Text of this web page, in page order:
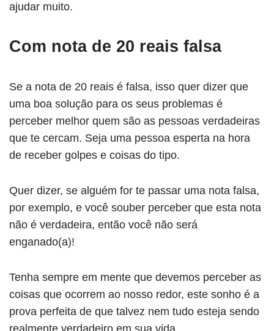
ajudar muito.
Com nota de 20 reais falsa
Se a nota de 20 reais é falsa, isso quer dizer que
uma boa solução para os seus problemas é
perceber melhor quem são as pessoas verdadeiras
que te cercam. Seja uma pessoa esperta na hora
de receber golpes e coisas do tipo.
Quer dizer, se alguém for te passar uma nota falsa,
por exemplo, e você souber perceber que esta nota
não é verdadeira, então você não será
enganado(a)!
Tenha sempre em mente que devemos perceber as
coisas que ocorrem ao nosso redor, este sonho é a
prova perfeita de que talvez nem tudo esteja sendo
realmente verdadeiro em sua vida.